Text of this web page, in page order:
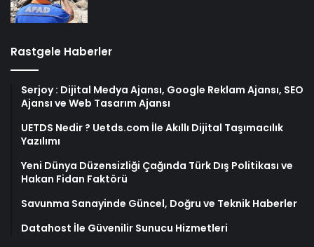
Rastgele Haberler
Serjoy : Dijital Medya Ajansı, Google Reklam Ajansı, SEO
Ajansı ve Web Tasarım Ajansı
UETDS Nedir ? Uetds.com İle Akıllı Dijital Taşımacılık
Yazılımı
Yeni Dünya Düzensizliği Çağında Türk Dış Politikası ve
Hakan Fidan Faktörü
Savunma Sanayinde Güncel, Doğru ve Teknik Haberler
Datahost İle Güvenilir Sunucu Hizmetleri